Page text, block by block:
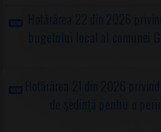
Hotărârea 22 din 2026
bugetului local al comunei
Hotărârea 21 din 2026
de şedinţă pentru o